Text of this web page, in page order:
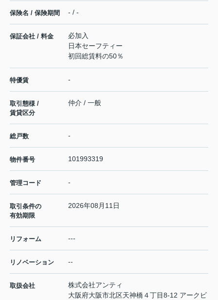
保険名 / 保険期間 - / -
保証会社 / 料金
必加入
日本セーフティー
初回総賃料の50％
特優賃 -
取引態様 /
賃貸区分
仲介 / 一般
総戸数 -
物件番号 101993319
管理コード -
取引条件の
有効期限
2026年08月11日
リフォーム ---
リノベーション --
取扱会社
株式会社アンティ
大阪府大阪市北区天神橋４丁目8-12 アークビ